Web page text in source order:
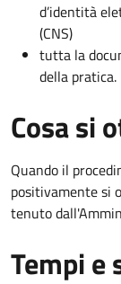
d’identità
(CNS)
tutta la
della pratica.
Cosa si
Quando il
positivamente si
tenuto
Tempi e